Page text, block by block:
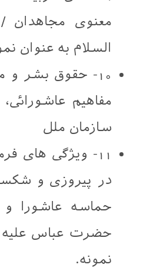
معنوی مجاهدان /
السلام به عنوان
10- حقوق بشر و
مفاهیم
سازمان ملل
11- ویژگی های
در پیروزی و
حماسه عاشورا
حضرت عباس علیه
نمونه.